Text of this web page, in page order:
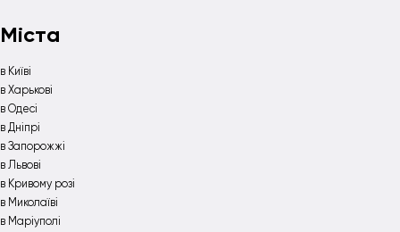
Міста
в Київі
в Харькові
в Одесі
в Дніпрі
в Запорожжі
в Львові
в Кривому розі
в Миколаїві
в Маріуполі